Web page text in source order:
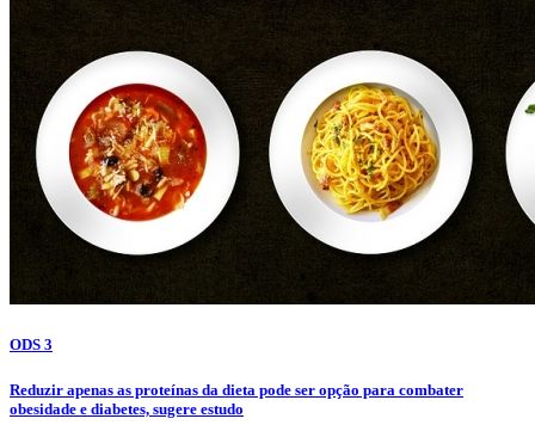
ODS 3
Reduzir apenas as proteínas da dieta pode ser opção para combater
obesidade e diabetes, sugere estudo